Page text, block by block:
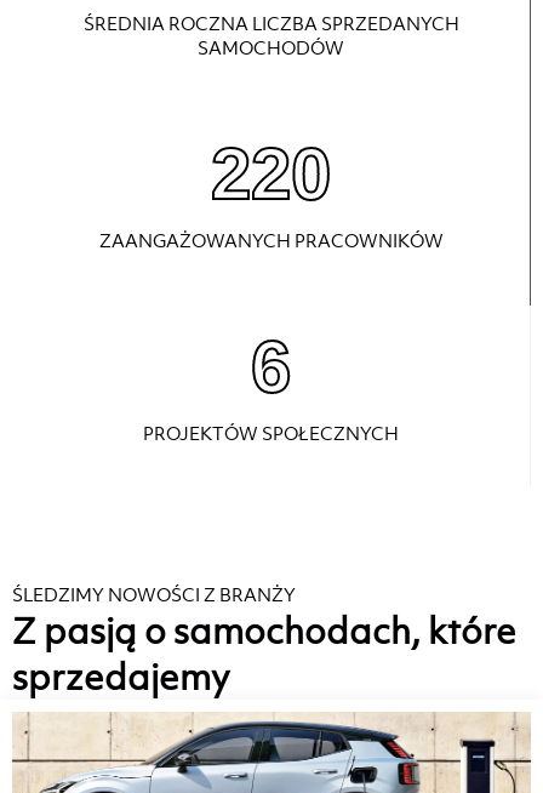
ŚREDNIA ROCZNA LICZBA SPRZEDANYCH
SAMOCHODÓW
220
ZAANGAŻOWANYCH PRACOWNIKÓW
6
PROJEKTÓW SPOŁECZNYCH
ŚLEDZIMY NOWOŚCI Z BRANŻY
Z pasją o samochodach, które
sprzedajemy